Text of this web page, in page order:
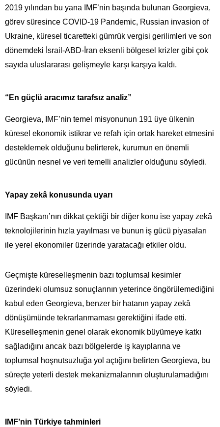
2019 yılından bu yana IMF’nin başında bulunan Georgieva,
görev süresince COVID-19 Pandemic, Russian invasion of
Ukraine, küresel ticaretteki gümrük vergisi gerilimleri ve son
dönemdeki İsrail-ABD-İran eksenli bölgesel krizler gibi çok
sayıda uluslararası gelişmeyle karşı karşıya kaldı.
“En güçlü aracımız tarafsız analiz”
Georgieva, IMF’nin temel misyonunun 191 üye ülkenin
küresel ekonomik istikrar ve refah için ortak hareket etmesini
desteklemek olduğunu belirterek, kurumun en önemli
gücünün nesnel ve veri temelli analizler olduğunu söyledi.
Yapay zekâ konusunda uyarı
IMF Başkanı’nın dikkat çektiği bir diğer konu ise yapay zekâ
teknolojilerinin hızla yayılması ve bunun iş gücü piyasaları
ile yerel ekonomiler üzerinde yaratacağı etkiler oldu.
Geçmişte küreselleşmenin bazı toplumsal kesimler
üzerindeki olumsuz sonuçlarının yeterince öngörülemediğini
kabul eden Georgieva, benzer bir hatanın yapay zekâ
dönüşümünde tekrarlanmaması gerektiğini ifade etti.
Küreselleşmenin genel olarak ekonomik büyümeye katkı
sağladığını ancak bazı bölgelerde iş kayıplarına ve
toplumsal hoşnutsuzluğa yol açtığını belirten Georgieva, bu
süreçte yeterli destek mekanizmalarının oluşturulamadığını
söyledi.
IMF’nin Türkiye tahminleri